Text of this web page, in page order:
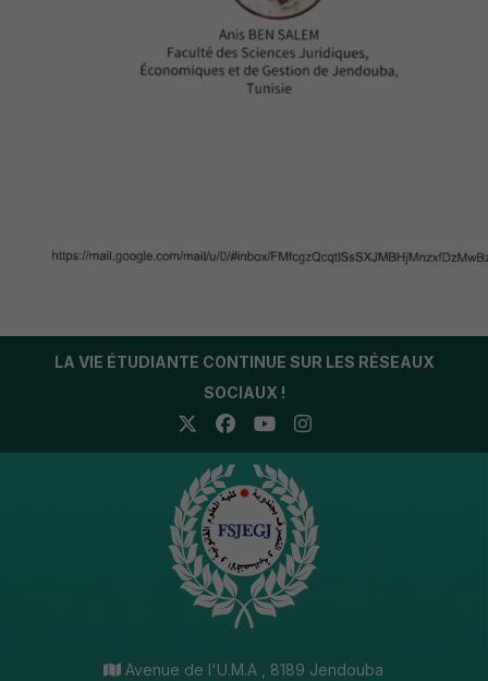
LA VIE ÉTUDIANTE CONTINUE SUR LES RÉSEAUX
SOCIAUX !
Avenue de l'U.M.A , 8189 Jendouba